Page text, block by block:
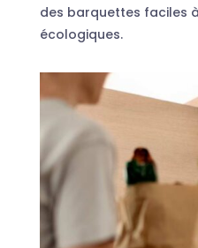
des barquettes faciles
écologiques.